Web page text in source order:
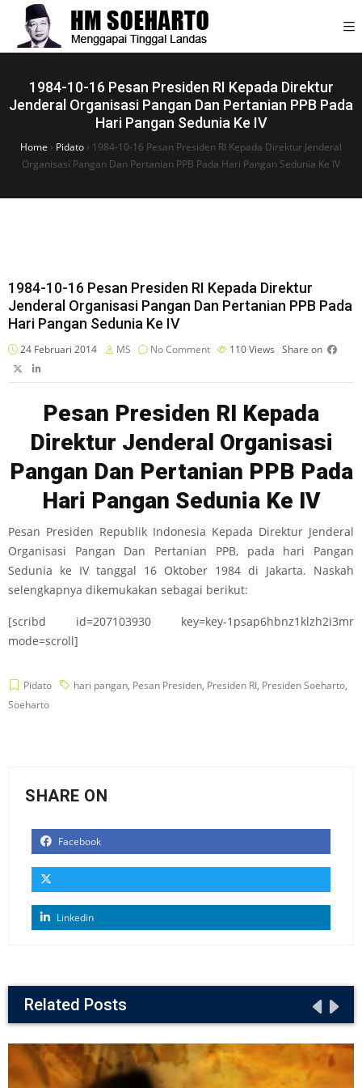
1984-10-16 Pesan Presiden RI Kepada Direktur
Jenderal Organisasi Pangan Dan Pertanian PPB Pada
Hari Pangan Sedunia Ke IV
Home › Pidato › 1984-10-16 Pesan Presiden RI Kepada Direktur Jenderal
Organisasi Pangan Dan Pertanian PPB Pada Hari Pangan Sedunia Ke IV
1984-10-16 Pesan Presiden RI Kepada Direktur
Jenderal Organisasi Pangan Dan Pertanian PPB Pada
Hari Pangan Sedunia Ke IV
24 Februari 2014 MS No Comment 110Views Share on
Pesan Presiden RI Kepada
Direktur Jenderal Organisasi
Pangan Dan Pertanian PPB Pada
Hari Pangan Sedunia Ke IV
Pesan Presiden Republik Indonesia Kepada Direktur Jenderal
Organisasi Pangan Dan Pertanian PPB, pada hari Pangan
Sedunia ke IV tanggal 16 Oktober 1984 di Jakarta. Naskah
selengkapnya dikemukakan sebagai berikut:
[scribd id=207103930 key=key-1psap6hbnz1klzh2i3mr
mode=scroll]
Pidato hari pangan, Pesan Presiden, Presiden RI, Presiden Soeharto,
Soeharto
SHARE ON
Facebook
Linkedin
Related Posts